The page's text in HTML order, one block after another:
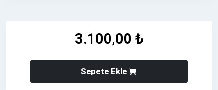
3.100,00 ₺
Sepete Ekle